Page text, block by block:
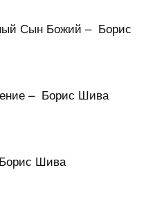
Сын Божий – Борис
– Борис Шива
Шива